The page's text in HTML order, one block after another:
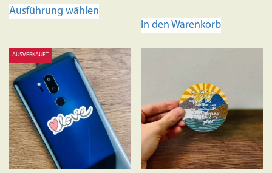
Ausführung wählen
mehrere
Varianten
auf.
Die
Optionen
können
auf
der
Produktseite
In den Warenkorb
AUSVERKAUFT